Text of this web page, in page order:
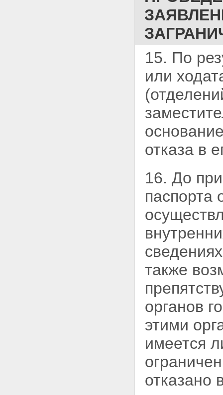
15. По
или
отказа в
16. До
паспорта
также
органов
этими
имеется
отказано